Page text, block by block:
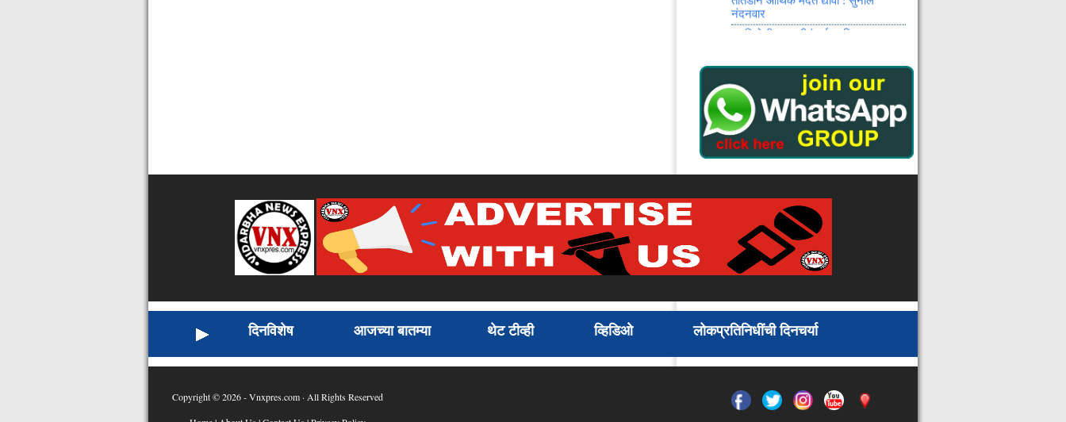
तातडीने आर्थिक मदत द्यावी : सुनील
नंदनवार
कूलरमध्ये पाणी टाकताना विजेचा शॉक : ७२
वर्षीय वृद्ध महिलेचा मृत्यू
आरमोरी : वैनगंगा नदीत बुडून १७ वर्षीय
महाविद्यालयीन विद्यार्थ्याचा दुर्दैवी मृत्यू
माजी सैनिकांसाठी रोजगार मेळाव्याचे
आयोजन
गडचिरोली जिल्हा बंद; नागरिकांनी मोठ्या
संख्येने सहभागी व्हावे : आयोजकांचे आवाहन
तेंदूपाने संकलनाद्वारे जमा होणाऱ्या संपूर्ण
स्वामित्व शुल्काची रक्कम मजुरांना वाटप
करा
गडचिरोली जिल्हा परिषदेचे माजी अध्यक्ष
डिसेंबर रोजीचा दैनंदिन कार्यक्रम
दिनविशेष आजच्या बातम्या थेट टीव्ही व्हिडिओ लोकप्रतिनिधींची दिनचर्या
Copyright © 2026 - Vnxpres.com · All Rights Reserved